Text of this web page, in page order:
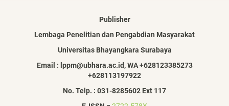
Publisher
Lembaga Penelitian dan Pengabdian Masyarakat
Universitas Bhayangkara Surabaya
Email : lppm@ubhara.ac.id, WA +628123385273
+628113197922
No. Telp. : 031-8285602 Ext 117